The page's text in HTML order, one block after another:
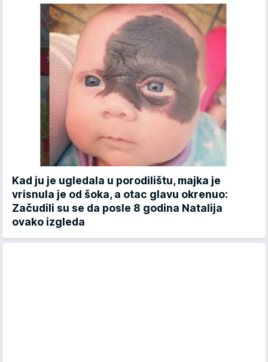
Kad ju je ugledala u porodilištu, majka je
vrisnula je od šoka, a otac glavu okrenuo:
Začudili su se da posle 8 godina Natalija
ovako izgleda